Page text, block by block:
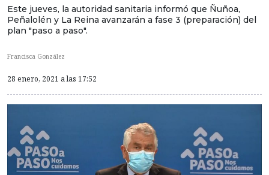
Este jueves, la autoridad sanitaria informó que Ñuñoa,
Peñalolén y La Reina avanzarán a fase 3 (preparación) del
plan "paso a paso".
Francisca González
28 enero, 2021 a las 17:52